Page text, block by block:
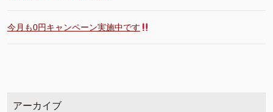
今月も0円キャンペーン実施中です
アーカイブ